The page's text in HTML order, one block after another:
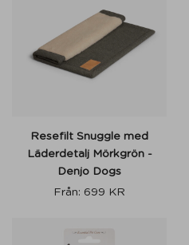
Resefilt Snuggle med
Läderdetalj Mörkgrön -
Denjo Dogs
Från: 699 KR